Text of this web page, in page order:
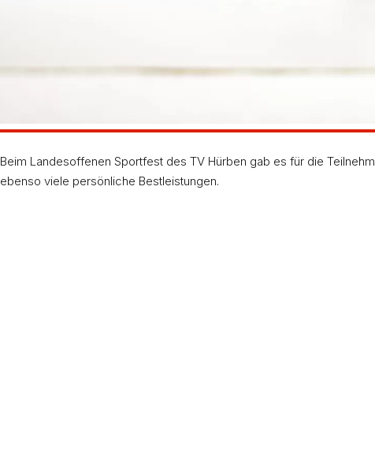
Beim Landesoffenen Sportfest des TV Hürben gab es für die
ebenso viele persönliche Bestleistungen.